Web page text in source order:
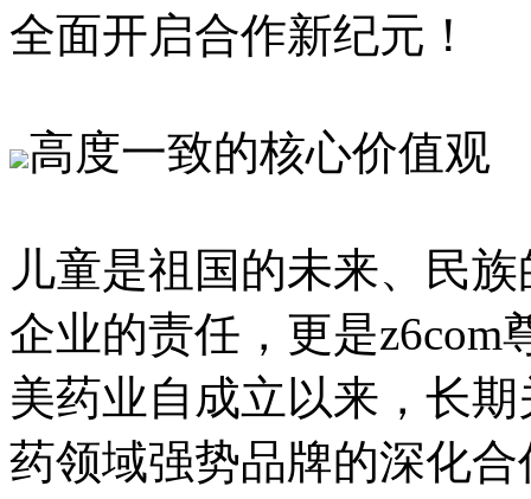
全面开启合作新纪元！
高度一致的核心价值观
儿童是祖国的未来、民
企业的责任，更是
美药业自成立以来，长
药领域强势品牌的深化合